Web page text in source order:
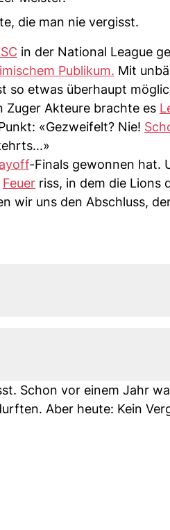
die man nie vergisst.
in der National League
Publikum. Mit
so etwas überhaupt
Akteure brachte es
«Gezweifelt? Nie!
-Finals gewonnen hat.
Feuer riss, in dem die Lions
wir uns den Abschluss,
Schon vor einem Jahr
Aber heute: Kein